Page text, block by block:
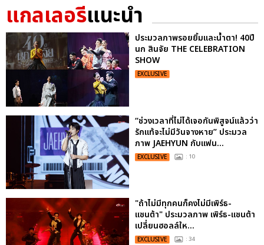
แกลเลอรีแนะนำ
ประมวลภาพรอยยิ้มและน้ำตา! 40ปี
นก สินจัย THE CELEBRATION
SHOW
EXCLUSIVE
“ช่วงเวลาที่ไม่ได้เจอกันพิสูจน์แล้วว่า
รักแท้จะไม่มีวันจางหาย” ประมวล
ภาพ JAEHYUN กับแฟน...
EXCLUSIVE : 10
"ถ้าไม่มีทุกคนก็คงไม่มีเพิร์ธ-
แซนต้า" ประมวลภาพ เพิร์ธ-แซนต้า
เปลี่ยนฮอลล์ให...
EXCLUSIVE : 34